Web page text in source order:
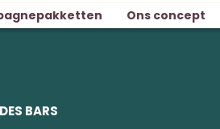
Ons concept
BARS